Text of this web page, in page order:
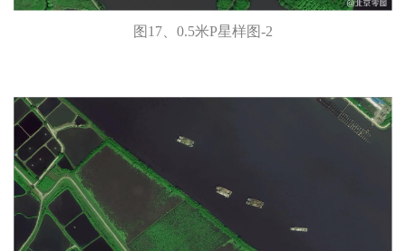
图17、0.5米P星样图-2